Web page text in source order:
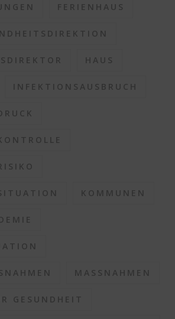
FERIENHAUS
HAUS
INFEKTIONSAUSBRUCH
KOMMUNEN
MASSNAHMEN
GESUNDHEIT